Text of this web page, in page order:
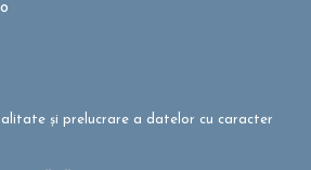
și prelucrare a datelor cu caracter